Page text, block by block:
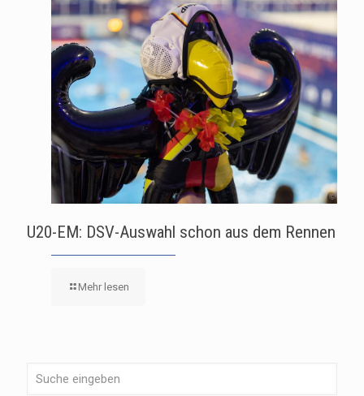
U20-EM: DSV-Auswahl schon aus dem Rennen
Mehr lesen